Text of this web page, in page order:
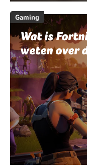
Gaming
Wat is
weten over